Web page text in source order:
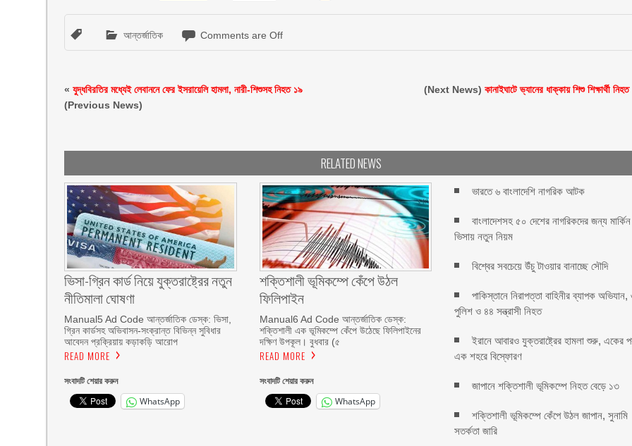
আন্তর্জাতিক Comments are Off
«যুদ্ধবিরতির মধ্যেই লেবাননে ফের ইসরায়েলি হামলা, নারী-শিশুসহ নিহত ১৯
(Previous News)
(Next News)কানাইঘাটে ভ্যানের ধাক্কায় শিশু শিক্ষার্থী নিহত
RELATED NEWS
ভিসা-গ্রিন কার্ড নিয়ে যুক্তরাষ্ট্রের নতুন
নীতিমালা ঘোষণা
Manual5 Ad Code আন্তর্জাতিক ডেস্ক: ভিসা,
গ্রিন কার্ডসহ অভিবাসন-সংক্রান্ত বিভিন্ন সুবিধার
আবেদন প্রক্রিয়ায় কড়াকড়ি আরোপ
READ MORE
সংবাদটি শেয়ার করুন
WhatsApp
শক্তিশালী ভূমিকম্পে কেঁপে উঠল
ফিলিপাইন
Manual6 Ad Code আন্তর্জাতিক ডেস্ক:
শক্তিশালী এক ভূমিকম্পে কেঁপে উঠেছে ফিলিপাইনের
দক্ষিণ উপকূল। বুধবার (৫
READ MORE
সংবাদটি শেয়ার করুন
WhatsApp
ভারতে ৬ বাংলাদেশি নাগরিক আটক
বাংলাদেশসহ ৫০ দেশের নাগরিকদের জন্য মার্কিন
ভিসায় নতুন নিয়ম
বিশ্বের সবচেয়ে উঁচু টাওয়ার বানাচ্ছে সৌদি
পাকিস্তানে নিরাপত্তা বাহিনীর ব্যাপক অভিযান,
পুলিশ ও ৪৪ সন্ত্রাসী নিহত
ইরানে আবারও যুক্তরাষ্ট্রের হামলা শুরু, একের
এক শহরে বিস্ফোরণ
জাপানে শক্তিশালী ভূমিকম্পে নিহত বেড়ে ১৩
শক্তিশালী ভূমিকম্পে কেঁপে উঠল জাপান, সুনামি
সতর্কতা জারি